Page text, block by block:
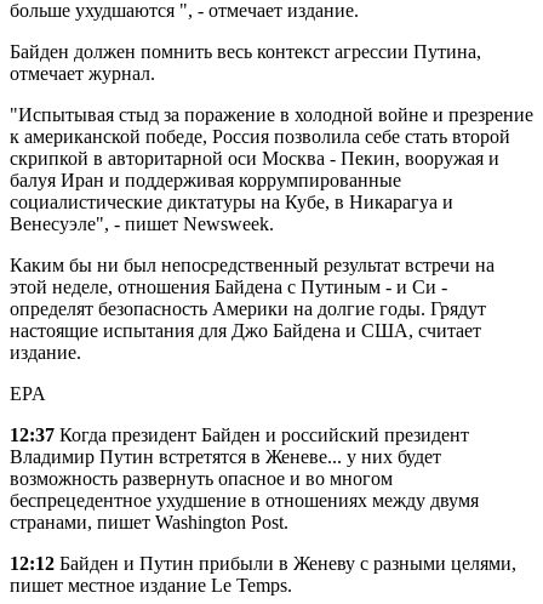
больше ухудшаются ", - отмечает издание.
Байден должен помнить весь контекст агрессии Путина,
отмечает журнал.
"Испытывая стыд за поражение в холодной войне и презрение
к американской победе, Россия позволила себе стать второй
скрипкой в авторитарной оси Москва - Пекин, вооружая и
балуя Иран и поддерживая коррумпированные
социалистические диктатуры на Кубе, в Никарагуа и
Венесуэле", - пишет Newsweek.
Каким бы ни был непосредственный результат встречи на
этой неделе, отношения Байдена с Путиным - и Си -
определят безопасность Америки на долгие годы. Грядут
настоящие испытания для Джо Байдена и США, считает
издание.
EPA
12:37 Когда президент Байден и российский президент
Владимир Путин встретятся в Женеве... у них будет
возможность развернуть опасное и во многом
беспрецедентное ухудшение в отношениях между двумя
странами, пишет Washington Post.
12:12 Байден и Путин прибыли в Женеву с разными целями,
пишет местное издание Le Temps.